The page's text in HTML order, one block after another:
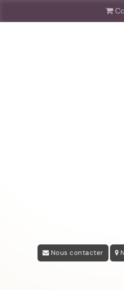
Nous contacter